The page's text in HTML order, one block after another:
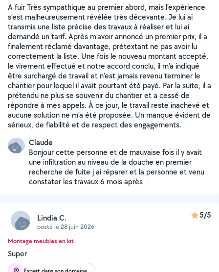
A fuir Très sympathique au premier abord, mais l’expérience
s’est malheureusement révélée très décevante. Je lui ai
transmis une liste précise des travaux à réaliser et lui ai
demandé un tarif. Après m’avoir annoncé un premier prix, il a
finalement réclamé davantage, prétextant ne pas avoir lu
correctement la liste. Une fois le nouveau montant accepté,
le virement effectué et notre accord conclu, il m’a indiqué
être surchargé de travail et n’est jamais revenu terminer le
chantier pour lequel il avait pourtant été payé. Par la suite, il a
prétendu ne plus se souvenir du chantier et a cessé de
répondre à mes appels. À ce jour, le travail reste inachevé et
aucune solution ne m’a été proposée. Un manque évident de
sérieux, de fiabilité et de respect des engagements.
Claude
Bonjour cette personne et de mauvaise fois il y avait
une infiltration au niveau de la douche en premier
recherche de fuite j ai réparer et la personne et venu
constater les travaux 6 mois après
Lindia C.
posté le 28 juin 2026
5/5
Montage meubles en kit
Super